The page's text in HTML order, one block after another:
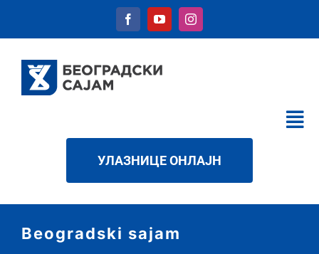
content
КАЛЕНДАР
УСЛУГЕ
НОВОСТИ
УЛАЗНИЦЕ ОНЛАЈН
Beogradski sajam